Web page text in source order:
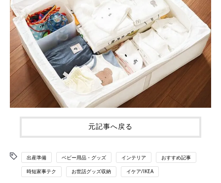
元記事へ戻る
出産準備 ベビー用品・グッズ インテリア おすすめ記事
時短家事テク お世話グッズ収納 イケア/IKEA